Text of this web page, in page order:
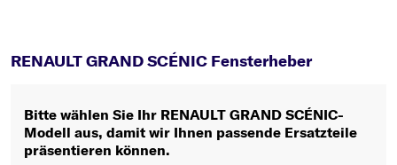
Wo finde ich die?
Oder
Oder Fahrzeugauswahl nach Kriterien:
RENAULT GRAND SCÉNIC Fensterheber
Bitte wählen Sie Ihr RENAULT GRAND SCÉNIC-
Modell aus, damit wir Ihnen passende Ersatzteile
präsentieren können.